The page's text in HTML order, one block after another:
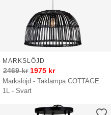
Markslöjd - Taklampa COTTAGE
1L - Svart
MARKSLÖJD
2469kr 1975 kr